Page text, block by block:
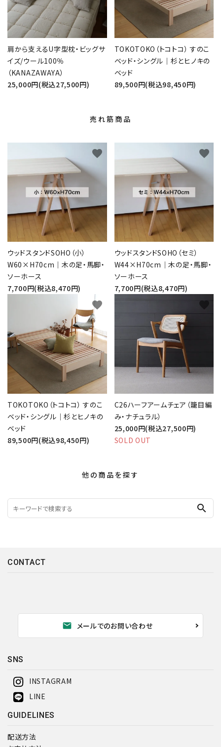
肩から支えるU字型枕・ビッグサ
イズ/ウール100％
（KANAZAWAYA）
25,000円(税込27,500円)
TOKOTOKO（トコトコ） すのこ
ベッド・シングル｜杉とヒノキの
ベッド
89,500円(税込98,450円)
売れ筋商品
ウッドスタンドSOHO（小）
W60×H70cm｜木の足・馬脚・
ソーホース
7,700円(税込8,470円)
favorite
ウッドスタンドSOHO（セミ）
W44×H70cm｜木の足・馬脚・
ソーホース
7,700円(税込8,470円)
favorite
TOKOTOKO（トコトコ） すのこ
ベッド・シングル｜杉とヒノキの
ベッド
89,500円(税込98,450円)
favorite
C26ハーフアームチェア（籠目編
み・ナチュラル）
25,000円(税込27,500円)
SOLD OUT
favorite
他の商品を探す
search
CONTACT
mail メールでのお問い合わせ
SNS
INSTAGRAM
LINE
GUIDELINES
配送方法